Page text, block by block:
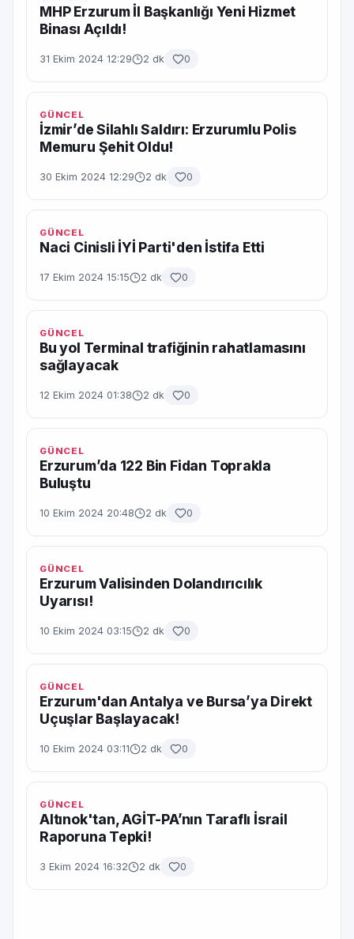
MHP Erzurum İl Başkanlığı Yeni Hizmet
Binası Açıldı!
31 Ekim 2024 12:29 2 dk 0
GÜNCEL
İzmir’de Silahlı Saldırı: Erzurumlu Polis
Memuru Şehit Oldu!
30 Ekim 2024 12:29 2 dk 0
GÜNCEL
Naci Cinisli İYİ Parti'den İstifa Etti
17 Ekim 2024 15:15 2 dk 0
GÜNCEL
Bu yol Terminal trafiğinin rahatlamasını
sağlayacak
12 Ekim 2024 01:38 2 dk 0
GÜNCEL
Erzurum’da 122 Bin Fidan Toprakla
Buluştu
10 Ekim 2024 20:48 2 dk 0
GÜNCEL
Erzurum Valisinden Dolandırıcılık
Uyarısı!
10 Ekim 2024 03:15 2 dk 0
GÜNCEL
Erzurum'dan Antalya ve Bursa’ya Direkt
Uçuşlar Başlayacak!
10 Ekim 2024 03:11 2 dk 0
GÜNCEL
Altınok'tan, AGİT-PA’nın Taraflı İsrail
Raporuna Tepki!
3 Ekim 2024 16:32 2 dk 0